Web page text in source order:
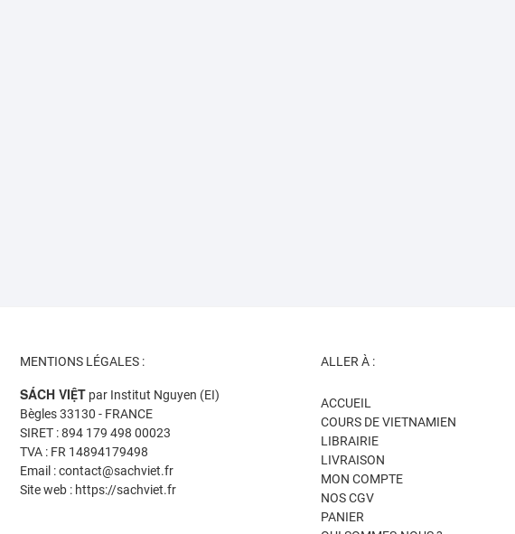
MENTIONS LÉGALES :
SÁCH VIỆT par Institut Nguyen (EI)
Bègles 33130 - FRANCE
SIRET : 894 179 498 00023
TVA : FR 14894179498
Email : contact@sachviet.fr
Site web : https://sachviet.fr
ALLER À :
ACCUEIL
COURS DE VIETNAMIEN
LIBRAIRIE
LIVRAISON
MON COMPTE
NOS CGV
PANIER